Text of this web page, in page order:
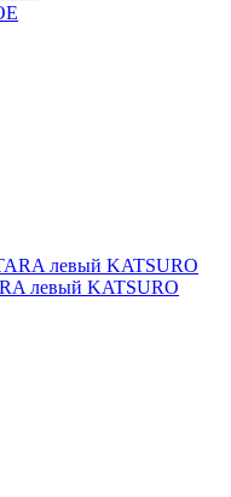
левый KATSURO